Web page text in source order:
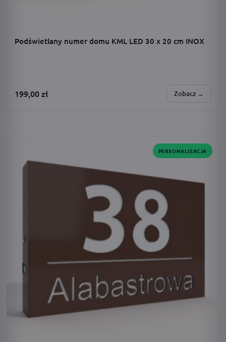
Podświetlany numer domu KML LED 30 x 20 cm INOX
199,00zł Zobacz →
PERSONALIZACJA